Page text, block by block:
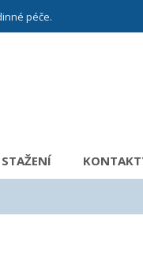
péče.
STAŽENÍ